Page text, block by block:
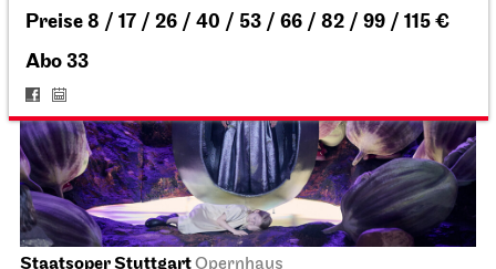
Sounds of Staatsorchester
25.04.2027
19:30
Mo, 26.04.2027